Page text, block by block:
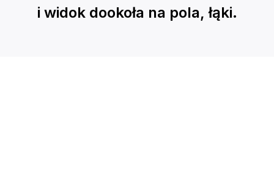
i widok dookoła na pola, łąki.